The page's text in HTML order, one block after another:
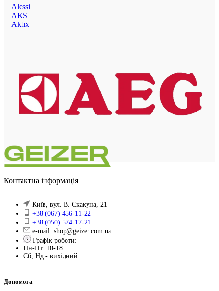
Alessi
AKS
Akfix
Контактна інформація
Київ, вул. В. Скакуна, 21
+38 (067) 456-11-22
+38 (050) 574-17-21
e-mail: shop@geizer.com.ua
Графік роботи:
Пн-Пт: 10-18
Сб, Нд - вихідний
Допомога